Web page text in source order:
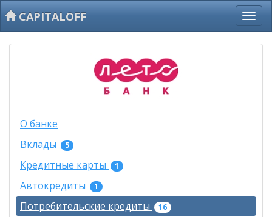
CAPITALOFF
О банке
Вклады
5
Кредитные карты 1
Автокредиты 1
Потребительские кредиты 16